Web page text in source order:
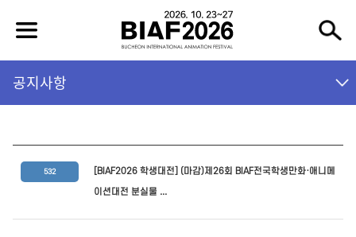
공지사항
532
[BIAF2026 학생대전] (마감)제26회 BIAF전국학생만화·애니메
이션대전 분실물 ...